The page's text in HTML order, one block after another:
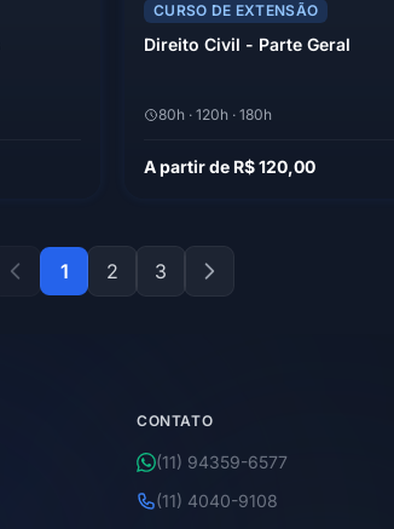
CURSO DE EXTENSÃO
Direito Civil - Parte Geral
80h · 120h · 180h
A partir de R$ 120,00
1 2 3
CONTATO
(11) 94359-6577
(11) 4040-9108